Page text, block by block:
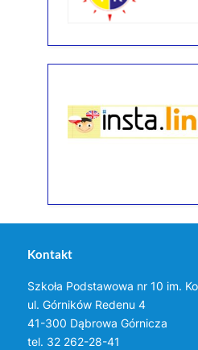
Kontakt
Szkoła Podstawowa nr 10 im.
ul. Górników Redenu 4
41-300 Dąbrowa Górnicza
tel. 32 262-28-41